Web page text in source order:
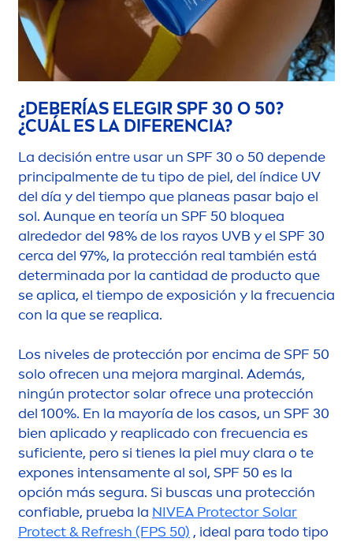
¿DEBERÍAS ELEGIR SPF 30 O 50?
¿CUÁL ES LA DIFERENCIA?
La decisión entre usar un SPF 30 o 50 depende
principalmente de tu tipo de piel, del índice UV
del día y del tiempo que planeas pasar bajo el
sol. Aunque en teoría un SPF 50 bloquea
alrededor del 98% de los rayos UVB y el SPF 30
cerca del 97%, la protección real también está
determinada por la cantidad de producto que
se aplica, el tiempo de exposición y la frecuencia
con la que se reaplica.
Los niveles de protección por encima de SPF 50
solo ofrecen una mejora marginal. Además,
ningún protector solar ofrece una protección
del 100%. En la mayoría de los casos, un SPF 30
bien aplicado y reaplicado con frecuencia es
suficiente, pero si tienes la piel muy clara o te
expones intensamente al sol, SPF 50 es la
opción más segura. Si buscas una protección
confiable, prueba la NIVEA Protector Solar
Protect& Refresh (FPS 50) , ideal para todo tipo